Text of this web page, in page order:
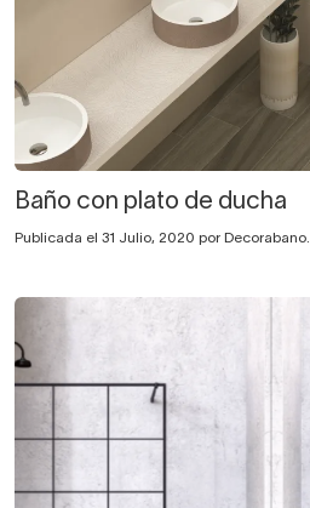
Baño con plato de ducha
Publicada el 31 Julio, 2020 por Decorabano.